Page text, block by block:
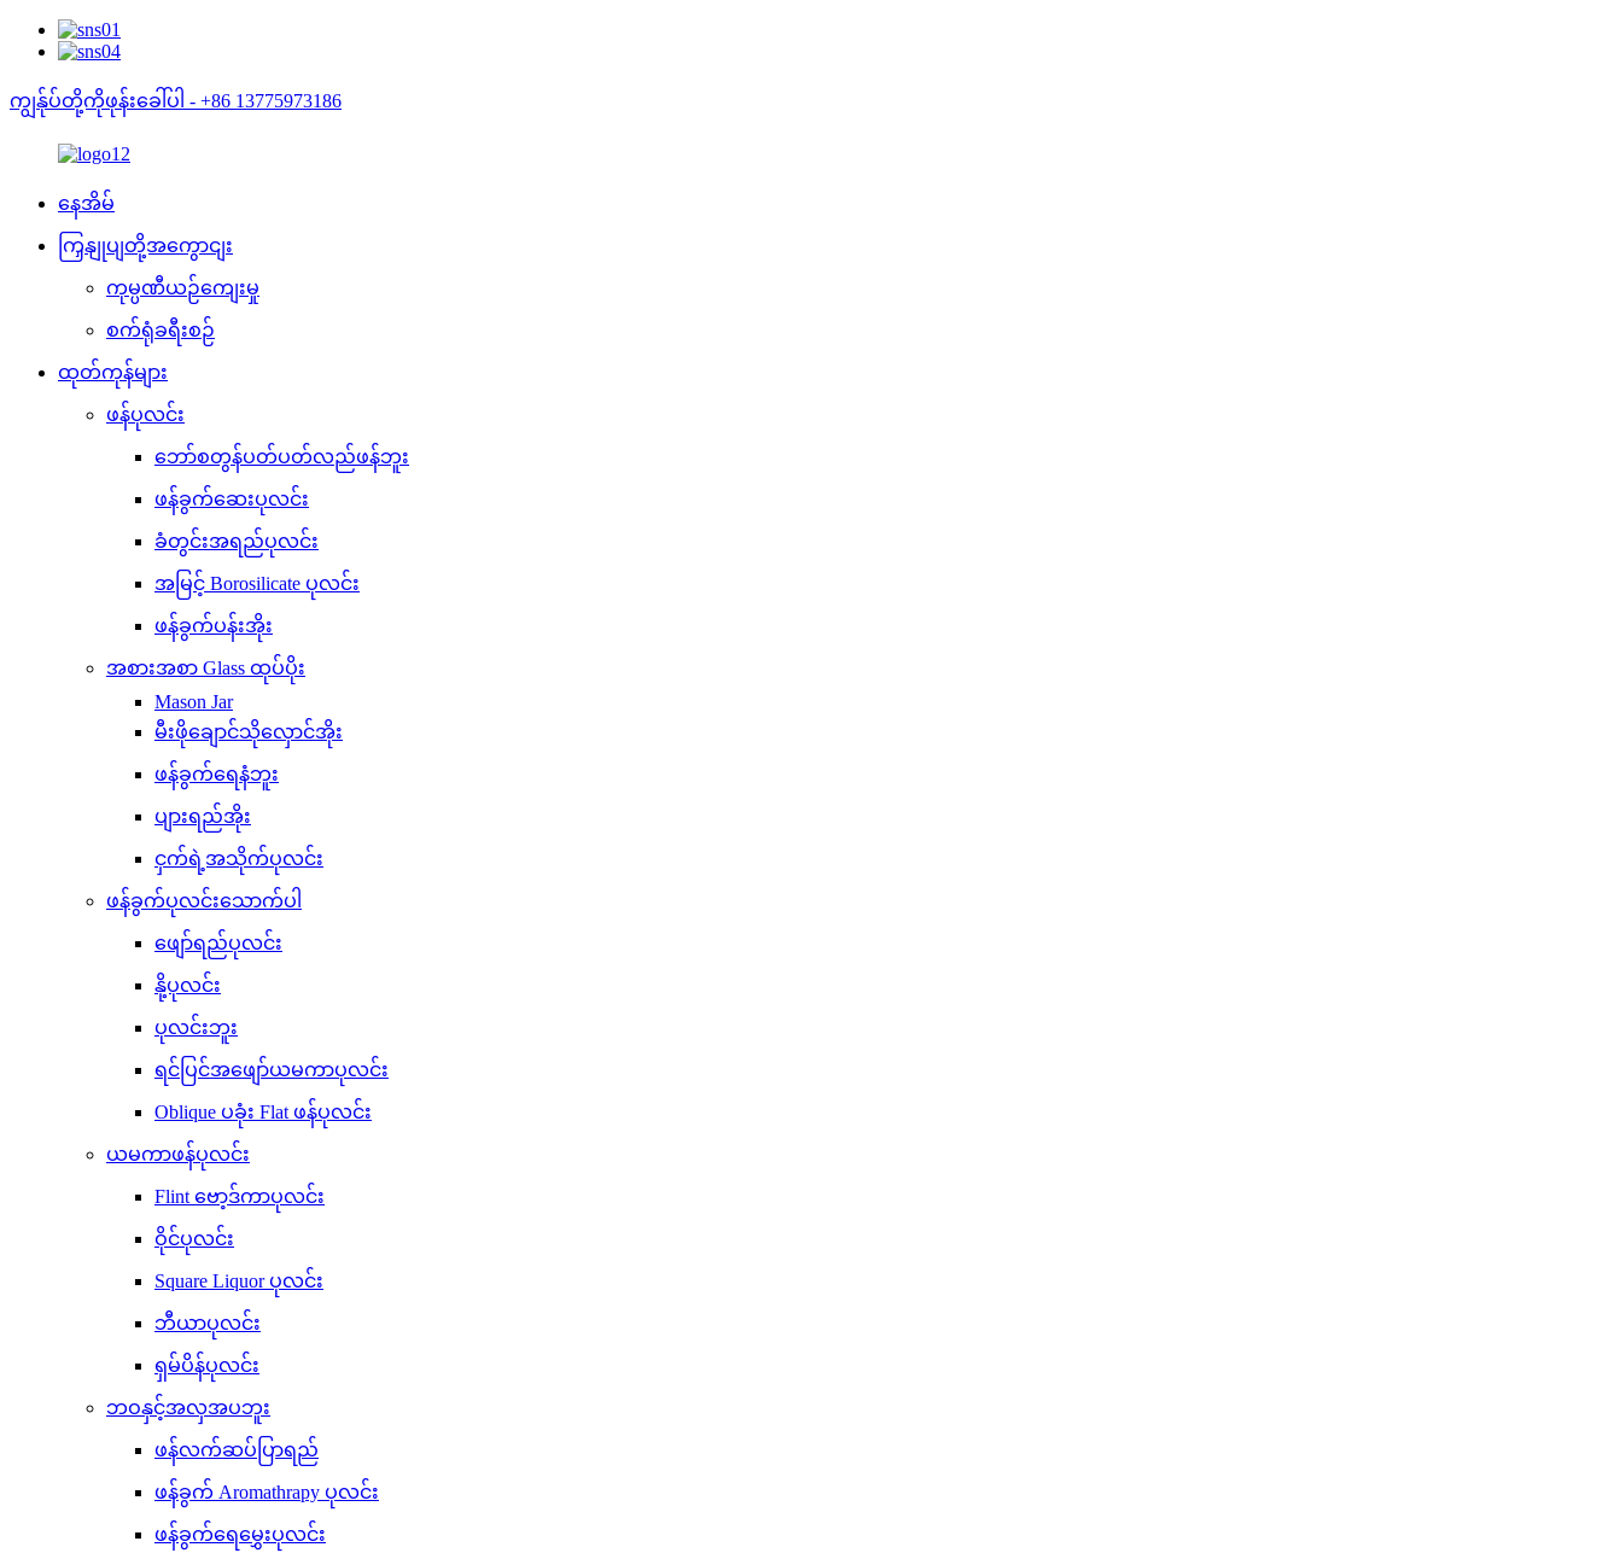
ကျွန်ုပ်တို့ကိုဖုန်းခေါ်ပါ - +86 13775973186
နေအိမ်
ကြှနျုပျတို့အကွောငျး
ကုမ္ပဏီယဉ်ကျေးမှု
စက်ရုံခရီးစဉ်
ထုတ်ကုန်များ
ဖန်ပုလင်း
ဘော်စတွန်ပတ်ပတ်လည်ဖန်ဘူး
ဖန်ခွက်ဆေးပုလင်း
ခံတွင်းအရည်ပုလင်း
အမြင့် Borosilicate ပုလင်း
ဖန်ခွက်ပန်းအိုး
အစားအစာ Glass ထုပ်ပိုး
Mason Jar
မီးဖိုချောင်သိုလှောင်အိုး
ဖန်ခွက်ရေနံဘူး
ပျားရည်အိုး
ငှက်ရဲ့အသိုက်ပုလင်း
ဖန်ခွက်ပုလင်းသောက်ပါ
ဖျော်ရည်ပုလင်း
နို့ပုလင်း
ပုလင်းဘူး
ရင်ပြင်အဖျော်ယမကာပုလင်း
Oblique ပခုံး Flat ဖန်ပုလင်း
ယမကာဖန်ပုလင်း
Flint ဗော့ဒ်ကာပုလင်း
ဝိုင်ပုလင်း
Square Liquor ပုလင်း
ဘီယာပုလင်း
ရှမ်ပိန်ပုလင်း
ဘဝနှင့်အလှအပဘူး
ဖန်လက်ဆပ်ပြာရည်
ဖန်ခွက် Aromathrapy ပုလင်း
ဖန်ခွက်ရေမွှေးပုလင်း